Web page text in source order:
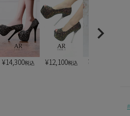
¥14,300税込 ¥12,100税込 ¥